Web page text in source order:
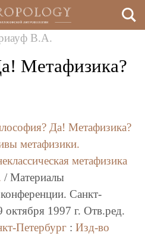
В.А.
Метафизика?
Да! Метафизика?
метафизики.
метафизика
/ Материалы
Санкт-
октября 1997 г. Отв.ред.
Петербург : Изд-во